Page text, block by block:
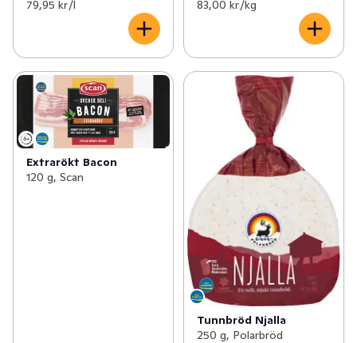
79,95 kr /l 83,00 kr /kg
Extrarökt Bacon
120 g, Scan
Tunnbröd Njalla
250 g, Polarbröd